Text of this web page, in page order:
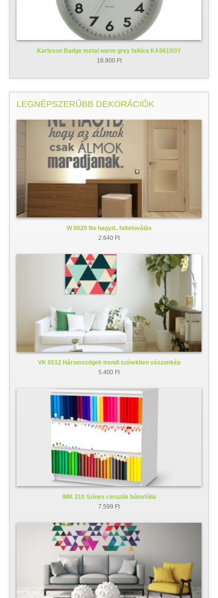
Karlsson Badge metal warm grey falióra KA5610GY
18.900 Ft
LEGNÉPSZERŰBB DEKORÁCIÓK
W 0620 Ne hagyd.. faltetoválás
2.640 Ft
VK 0512 Háromszögek trendi színekben vászonkép
5.400 Ft
IMK 310 Színes ceruzák bútorfólia
7.599 Ft